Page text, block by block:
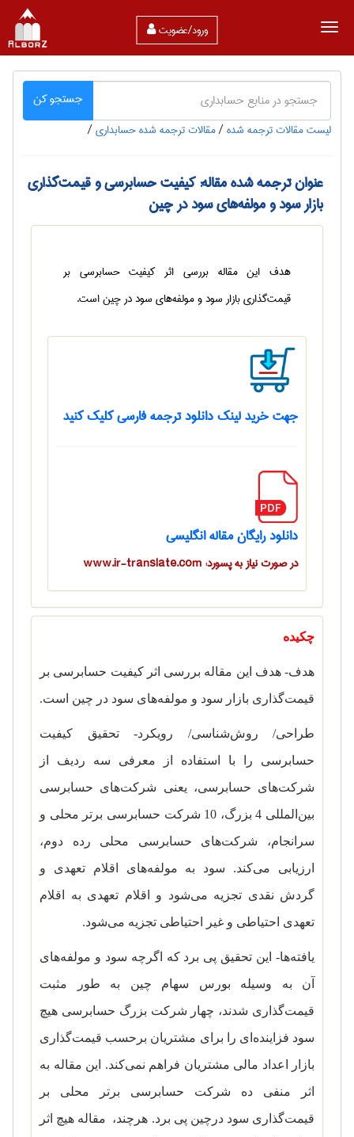
ورود/عضویت
جستجو کن
لیست مقالات ترجمه شده/مقالات ترجمه شده حسابداری/
عنوان ترجمه شده مقاله: کیفیت حسابرسی و قیمت‌گذاری
بازار سود و مولفه‌‍‌های سود در چین
هدف این مقاله بررسی اثر کیفیت حسابرسی بر
قیمت‌گذاری بازار سود و مولفه‌های سود در چین است.
جهت خرید لینک دانلود ترجمه فارسی کلیک کنید
دانلود رایگان مقاله انگلیسی
در صورت نیاز به پسورد: www.ir-translate.com
چکیده
هدف- هدف این مقاله بررسی اثر کیفیت حسابرسی بر
قیمت‌گذاری بازار سود و مولفه‌های سود در چین است.
طراحی/ روش‌شناسی/ رویکرد- تحقیق کیفیت
حسابرسی را با استفاده از معرفی سه ردیف از
شرکت‌های حسابرسی، یعنی شرکت‌های حسابرسی
بین‌المللی 4 بزرگ، 10 شرکت حسابرسی برتر محلی و
سرانجام، شرکت‌های حسابرسی محلی رده دوم،
ارزیابی می‌کند. سود به مولفه‌های اقلام تعهدی و
گردش نقدی تجزیه می‌شود و اقلام تعهدی به اقلام
تعهدی احتیاطی و غیر احتیاطی تجزیه می‌شود.
یافته‌ها- این تحقیق پی برد که اگرچه سود و مولفه‌های
آن به وسیله بورس سهام چین به طور مثبت
قیمت‌گذاری شدند، چهار شرکت بزرگ حسابرسی هیچ
سود فزاینده‌ای را برای مشتریان برحسب قیمت‌گذاری
بازار اعداد مالی مشتریان فراهم نمی‌کند. این مقاله به
اثر منفی ده شرکت حسابرسی برتر محلی بر
قیمت‌گذاری سود درچین پی برد. هرچند، مقاله هیچ اثر